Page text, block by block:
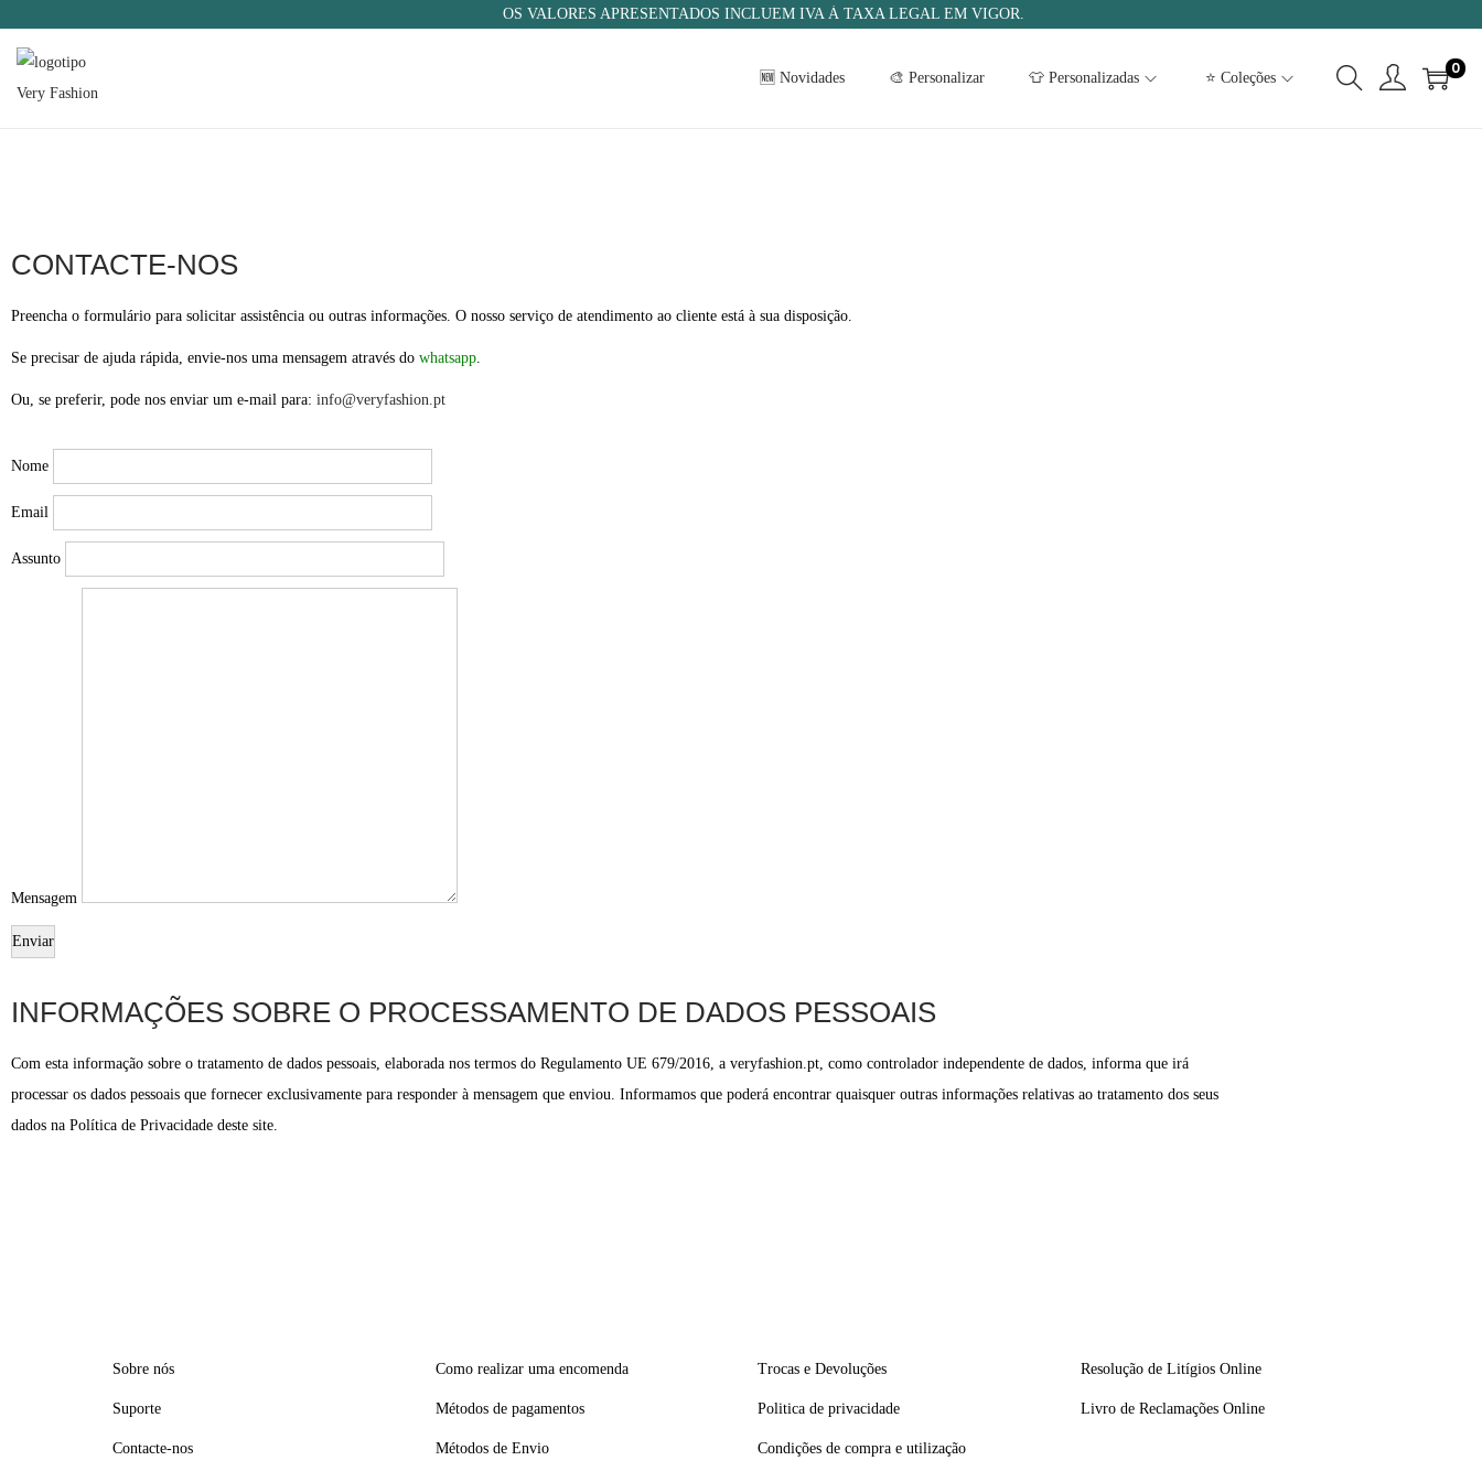
OS VALORES APRESENTADOS INCLUEM IVA À TAXA LEGAL EM VIGOR.
🆕 Novidades 🎨 Personalizar 👕 Personalizadas ⭐ Coleções
0
CONTACTE-NOS
Preencha o formulário para solicitar assistência ou outras informações. O nosso serviço de atendimento ao cliente está à sua disposição.
Se precisar de ajuda rápida, envie-nos uma mensagem através do whatsapp.
Ou, se preferir, pode nos enviar um e-mail para: info@veryfashion.pt
Nome
Email
Assunto
Mensagem
INFORMAÇÕES SOBRE O PROCESSAMENTO DE DADOS PESSOAIS
Com esta informação sobre o tratamento de dados pessoais, elaborada nos termos do Regulamento UE 679/2016, a veryfashion.pt, como controlador independente de dados, informa que irá
processar os dados pessoais que fornecer exclusivamente para responder à mensagem que enviou. Informamos que poderá encontrar quaisquer outras informações relativas ao tratamento dos seus
dados na Política de Privacidade deste site.
Sobre nós
Suporte
Contacte-nos
Como realizar uma encomenda
Métodos de pagamentos
Métodos de Envio
Trocas e Devoluções
Politica de privacidade
Condições de compra e utilização
Resolução de Litígios Online
Livro de Reclamações Online